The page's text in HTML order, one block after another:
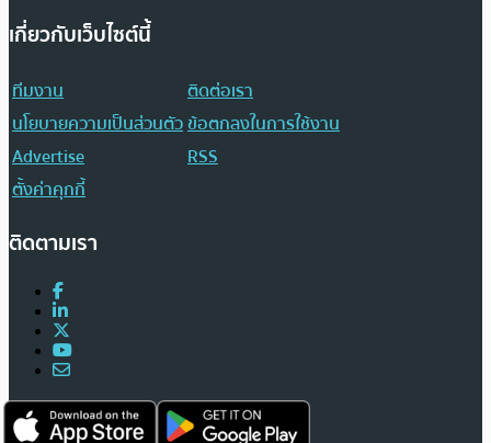
เกี่ยวกับเว็บไซต์นี้
ทีมงาน
ติดต่อเรา
นโยบายความเป็นส่วนตัวข้อตกลงในการใช้งาน
Advertise
RSS
ตั้งค่าคุกกี้
ติดตามเรา